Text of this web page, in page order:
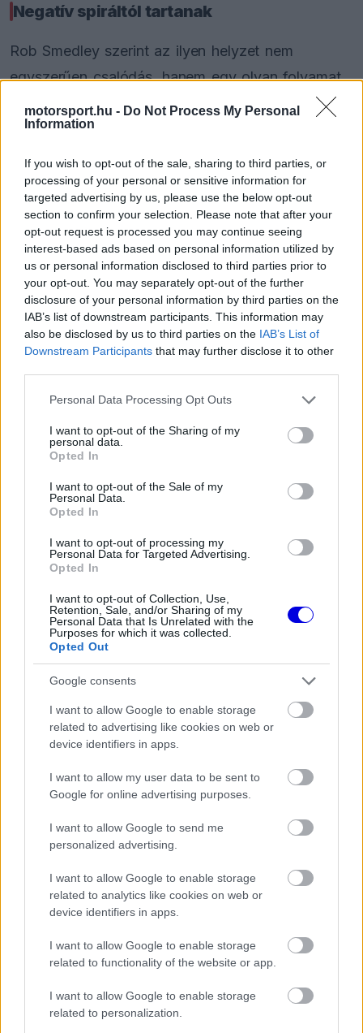
motorsport.hu - Do Not Process My Personal
Information
If you wish to opt-out of the sale, sharing to third parties, or
processing of your personal or sensitive information for
targeted advertising by us, please use the below opt-out
section to confirm your selection. Please note that after your
opt-out request is processed you may continue seeing
interest-based ads based on personal information utilized by
us or personal information disclosed to third parties prior to
your opt-out. You may separately opt-out of the further
disclosure of your personal information by third parties on the
IAB’s list of downstream participants. This information may
also be disclosed by us to third parties on the IAB’s List of
Downstream Participants that may further disclose it to other
Please note that this website/app uses one or more Google
not limited to your visit or usage behaviour. You may click to
grant or deny consent to Google and its third-party tags to
use your data for below specified purposes in below Google
consent section.
Personal Data Processing Opt Outs
I want to opt-out of the Sharing of my
personal data.
Opted In
I want to opt-out of the Sale of my
Personal Data.
Opted In
I want to opt-out of processing my
Personal Data for Targeted Advertising.
Opted In
I want to opt-out of Collection, Use,
Retention, Sale, and/or Sharing of my
Personal Data that Is Unrelated with the
Purposes for which it was collected.
Opted Out
Google consents
I want to allow Google to enable storage
related to advertising like cookies on web or
device identifiers in apps.
I want to allow my user data to be sent to
Google for online advertising purposes.
I want to allow Google to send me
personalized advertising.
I want to allow Google to enable storage
related to analytics like cookies on web or
device identifiers in apps.
I want to allow Google to enable storage
related to functionality of the website or app.
I want to allow Google to enable storage
related to personalization.
Negatív spiráltól tartanak
Rob Smedley szerint az ilyen helyzet nem
egyszerűen csalódás, hanem egy olyan folyamat
kezdete lehet, amely hosszabb távon is visszaveti
a fejlődést. A szakember a High Performance
Szafnauerrel együtt elemezte a történteket.
EZEKET IS AJÁNLJUK
Kellemetlen meglepetés érte a
nyári szünetben a Forma–1-es
pilótát
Zéró kifogás az Alpine-nál, a
McLaren és a Ferrari a
célkeresztben
FORMA-1
Óriási fordulat Lewis Hamilton
mértékben lélekölő egy kicsit, mert technikai
oldalról indul az egész, és elindít egy negatív kört,
amit aztán szét kell szedni. Meg kell nézni, mit
Smedley.
ha az adatok nem fedik egymást a valósággal.
szélcsatorna és a szimuláció nem egyezik azzal,
ami a pályán történik, akkor vissza kell menni és
mindent újra kell vizsgálni. Ez pedig visszafogja
az összes fejlesztést, amit a szélcsatornában
végezhetnél” – tette hozzá.
Az erőforrások elfolynak